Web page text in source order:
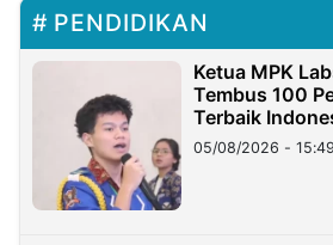
PENDIDIKAN
Ketua MPK
Tembus 100
Terbaik
05/08/2026 - 15:49